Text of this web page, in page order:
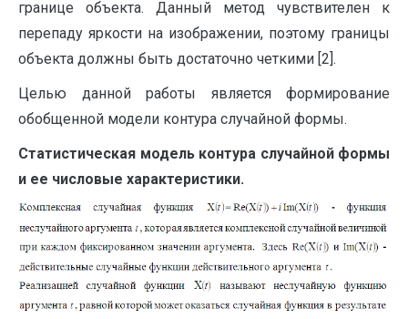
границе объекта. Данный метод чувствителен к
перепаду яркости на изображении, поэтому границы
объекта должны быть достаточно четкими [2].
Целью данной работы является формирование
обобщенной модели контура случайной формы.
Статистическая модель контура случайной формы
и ее числовые характеристики.